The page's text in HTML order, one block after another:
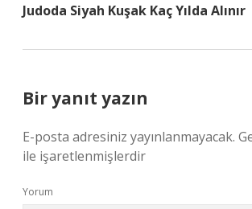
Judoda Siyah Kuşak Kaç Yılda Alınır
Bir yanıt yazın
E-posta adresiniz yayınlanmayacak.
ile işaretlenmişlerdir
Yorum